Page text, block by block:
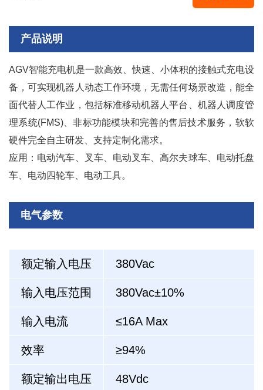
产品说明
AGV智能充电机是一款高效、快速、小体积的接触式充电设
备，可实现机器人动态工作环境，无需任何场景改造，能全
面代替人工作业，包括标准移动机器人平台、机器人调度管
理系统(FMS)、非标功能模块和完善的售后技术服务，软软
硬件完全自主研发、支持定制化需求。
应用：电动汽车、叉车、电动叉车、高尔夫球车、电动托盘
车、电动四轮车、电动工具。
电气参数
额定输入电压 380Vac
输入电压范围 380Vac±10%
输入电流 ≤16A Max
效率 ≥94%
额定输出电压 48Vdc